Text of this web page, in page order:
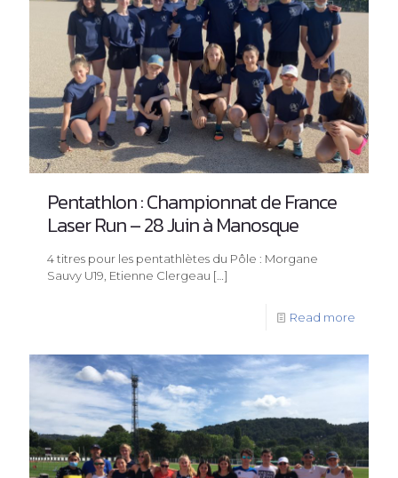
Pentathlon : Championnat de France
Laser Run – 28 Juin à Manosque
4 titres pour les pentathlètes du Pôle : Morgane
Sauvy U19, Etienne Clergeau […]
Read more